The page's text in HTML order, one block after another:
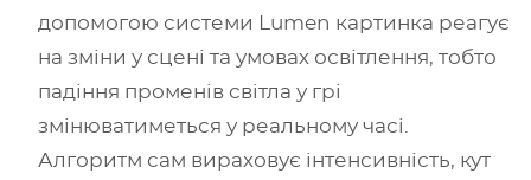
допомогою системи Lumen картинка реагує
на зміни у сцені та умовах освітлення, тобто
падіння променів світла у грі
змінюватиметься у реальному часі.
Алгоритм сам вираховує інтенсивність, кут